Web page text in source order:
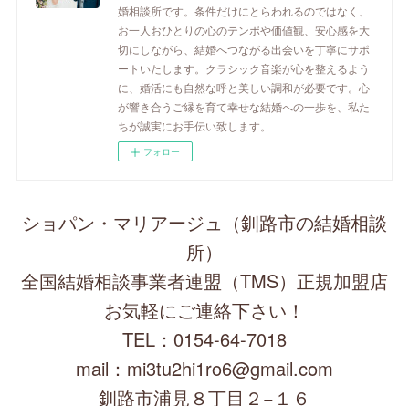
婚相談所です。条件だけにとらわれるのではなく、
お一人おひとりの心のテンポや価値観、安心感を大
切にしながら、結婚へつながる出会いを丁寧にサポ
ートいたします。クラシック音楽が心を整えるよう
に、婚活にも自然な呼と美しい調和が必要です。心
が響き合うご縁を育て幸せな結婚への一歩を、私た
ちが誠実にお手伝い致します。
フォロー
ショパン・マリアージュ（釧路市の結婚相談
所）
全国結婚相談事業者連盟（TMS）正規加盟店
お気軽にご連絡下さい！
TEL：0154-64-7018
mail：mi3tu2hi1ro6@gmail.com
釧路市浦見８丁目２−１６